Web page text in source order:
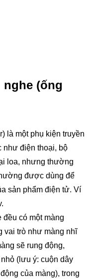
(ống
một phụ kiện truyền
như điện thoại, bộ
loa, nhưng thường
được dùng để
sản phẩm điện tử. Ví
có một màng
vai trò như màng nhĩ
sẽ rung động,
(lưu ý: cuộn dây
của màng), trong